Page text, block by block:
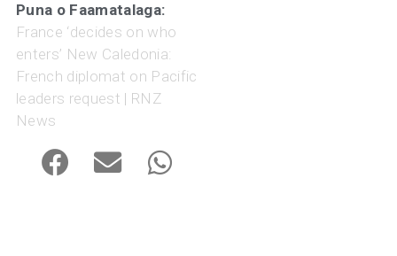
Puna o Faamatalaga:
France ‘decides on who
enters’ New Caledonia:
French diplomat on Pacific
leaders request | RNZ
News